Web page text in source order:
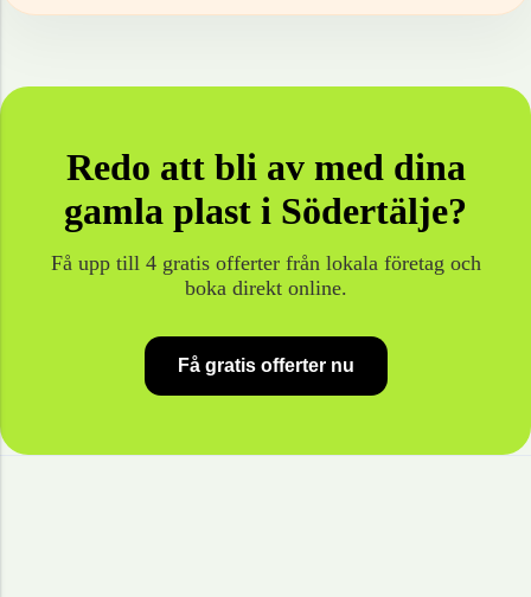
Redo att bli av med dina
gamla plast i Södertälje?
Få upp till 4 gratis offerter från lokala företag och
boka direkt online.
Få gratis offerter nu